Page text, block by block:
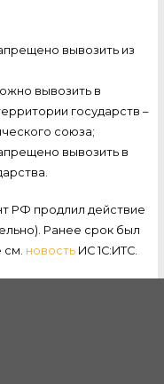
вывозить из
вывозить в
государств –
союза;
вывозить в
РФ продлил действие
Ранее срок был
см. новостьИС 1С:ИТС.